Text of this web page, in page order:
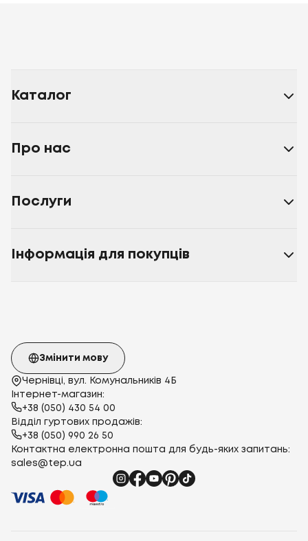
Каталог
Про нас
Послуги
Інформація для покупців
Чернівці, вул. Комунальників 4Б
Інтернет-магазин:
+38 (050) 430 54 00
Відділ гуртових продажів:
+38 (050) 990 26 50
Контактна електронна пошта для будь-яких запитань:
sales@tep.ua
Змінити мову